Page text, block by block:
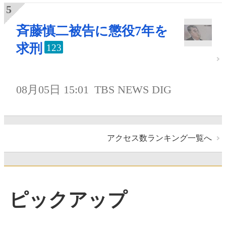
斉藤慎二被告に懲役7年を
求刑
123
08月05日 15:01 TBS NEWS DIG
アクセス数ランキング一覧へ
ピックアップ